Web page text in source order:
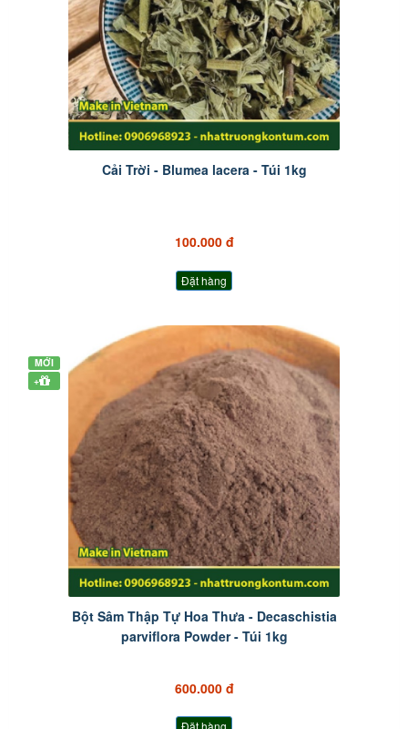
Cải Trời - Blumea lacera - Túi 1kg
100.000 đ
Đặt hàng
MỚI
+
Bột Sâm Thập Tự Hoa Thưa - Decaschistia
parviflora Powder - Túi 1kg
600.000 đ
Đặt hàng